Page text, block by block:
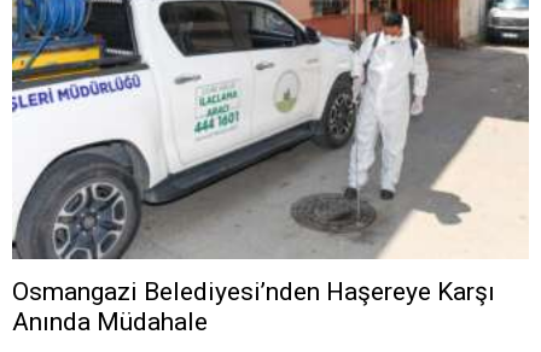
Osmangazi Belediyesi’nden Haşereye Karşı
Anında Müdahale